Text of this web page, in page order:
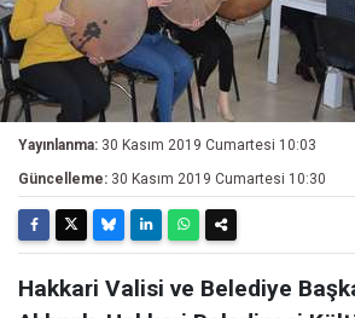
Yayınlanma: 30 Kasım 2019 Cumartesi 10:03
Güncelleme: 30 Kasım 2019 Cumartesi 10:30
Hakkari Valisi ve Belediye